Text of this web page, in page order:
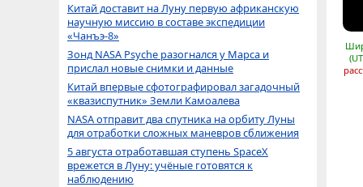
Китай доставит на Луну первую африканскую
научную миссию в составе экспедиции
«Чанъэ-8»
Зонд NASA Psyche разогнался у Марса и
прислал новые снимки и данные
Китай впервые сфотографировал загадочный
«квазиспутник» Земли Камоалева
NASA отправит два спутника на орбиту Луны
для отработки сложных маневров сближения
5 августа отработавшая ступень SpaceX
врежется в Луну: учёные готовятся к
наблюдению